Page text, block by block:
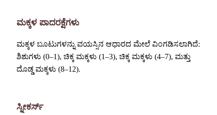
ಮಕ್ಕಳ ಪಾದರಕ್ಷೆಗಳು
ಮಕ್ಕಳ ಬೂಟುಗಳನ್ನು ವಯಸ್ಸಿನ ಆಧಾರದ ಮೇಲೆ ವಿಂಗಡಿಸಲಾಗಿದೆ:
ಶಿಶುಗಳು (0–1), ಚಿಕ್ಕ ಮಕ್ಕಳು (1–3), ಚಿಕ್ಕ ಮಕ್ಕಳು (4–7), ಮತ್ತು
ದೊಡ್ಡ ಮಕ್ಕಳು (8–12).
ಸ್ನೀಕರ್ಸ್